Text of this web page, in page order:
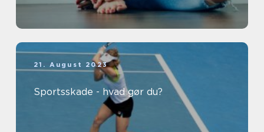
21. August 2023
Sportsskade - hvad gør du?